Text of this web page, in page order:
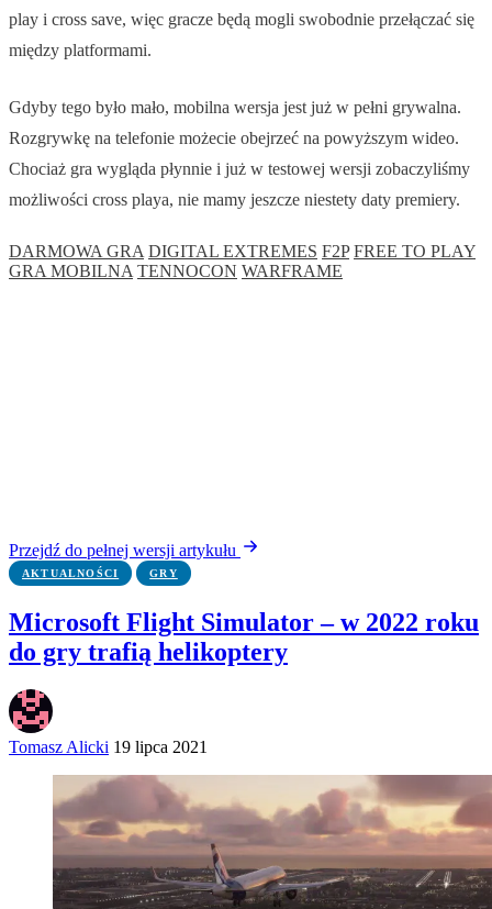
play i cross save, więc gracze będą mogli swobodnie przełączać się
między platformami.
Gdyby tego było mało, mobilna wersja jest już w pełni grywalna.
Rozgrywkę na telefonie możecie obejrzeć na powyższym wideo.
Chociaż gra wygląda płynnie i już w testowej wersji zobaczyliśmy
możliwości cross playa, nie mamy jeszcze niestety daty premiery.
DARMOWA GRA DIGITAL EXTREMES F2P FREE TO PLAY
GRA MOBILNA TENNOCON WARFRAME
Przejdź do pełnej wersji artykułu
AKTUALNOŚCI GRY
Microsoft Flight Simulator – w 2022 roku
do gry trafią helikoptery
Tomasz Alicki 19 lipca 2021